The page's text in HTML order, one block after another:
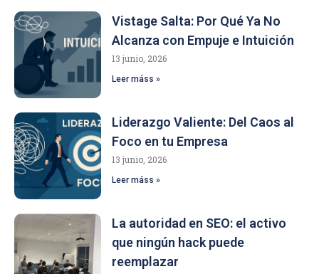
Vistage Salta: Por Qué Ya No
Alcanza con Empuje e Intuición
13 junio, 2026
Leer máss »
Liderazgo Valiente: Del Caos al
Foco en tu Empresa
13 junio, 2026
Leer máss »
La autoridad en SEO: el activo
que ningún hack puede
reemplazar